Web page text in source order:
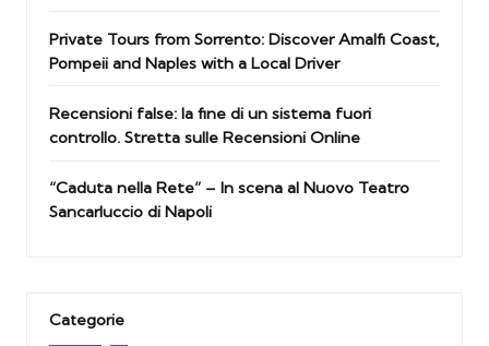
Private Tours from Sorrento: Discover Amalfi Coast,
Pompeii and Naples with a Local Driver
Recensioni false: la fine di un sistema fuori
controllo. Stretta sulle Recensioni Online
“Caduta nella Rete” – In scena al Nuovo Teatro
Sancarluccio di Napoli
Categorie